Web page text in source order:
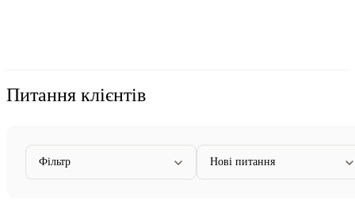
Питання клієнтів
Фільтр Нові питання